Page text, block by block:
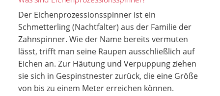
Der Eichenprozessionsspinner ist ein
Schmetterling (Nachtfalter) aus der Familie der
Zahnspinner. Wie der Name bereits vermuten
lässt, trifft man seine Raupen ausschließlich auf
Eichen an. Zur Häutung und Verpuppung ziehen
sie sich in Gespinstnester zurück, die eine Größe
von bis zu einem Meter erreichen können.